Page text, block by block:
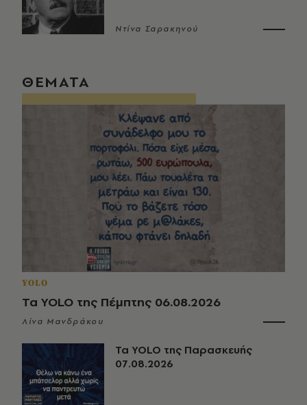
Ντίνα Σαρακηνού
ΘΕΜΑΤΑ
YOLO
Τα YOLO της Πέμπτης 06.08.2026
Λίνα Μανδράκου
Τα YOLO της Παρασκευής
07.08.2026